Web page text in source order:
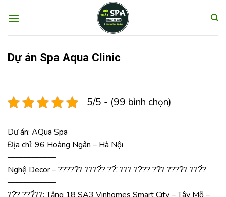
Dự án Spa Aqua Clinic
5/5 - (99 bình chọn)
Dự án: AQua Spa
Địa chỉ: 96 Hoàng Ngân – Hà Nội
——————
Nghệ Decor – ?????̂? ????̂́? ??̂́, ??? ??̂?? ??̣̂? ????̣? ???̂́?
——————